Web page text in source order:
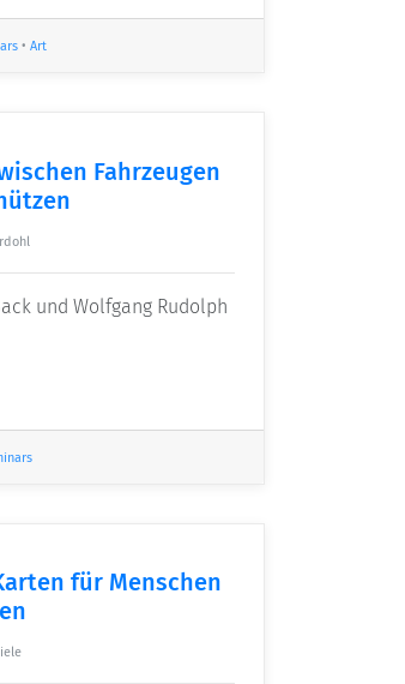
• Art
Fahrzeugen
und Wolfgang Rudolph
für Menschen